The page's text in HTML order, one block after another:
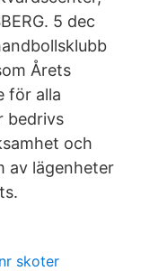
5 dec
Årets
för alla
bedrivs
och
av lägenheter
skoter